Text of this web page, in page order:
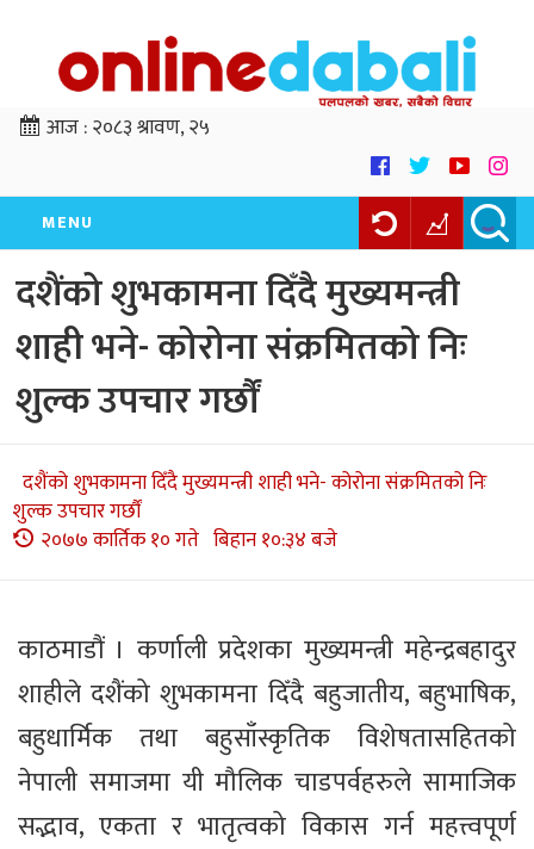
आज :२०८३ श्रावण, २५
MENU
दशैंको शुभकामना दिँदै मुख्यमन्त्री
शाही भने- कोरोना संक्रमितको निः
शुल्क उपचार गर्छौं
दशैंको शुभकामना दिँदै मुख्यमन्त्री शाही भने- कोरोना संक्रमितको निः
शुल्क उपचार गर्छौं
२०७७ कार्तिक १० गते बिहान १०:३४ बजे
काठमाडौं । कर्णाली प्रदेशका मुख्यमन्त्री महेन्द्रबहादुर
शाहीले दशैंको शुभकामना दिँदै बहुजातीय, बहुभाषिक,
बहुधार्मिक तथा बहुसाँस्कृतिक विशेषतासहितको
नेपाली समाजमा यी मौलिक चाडपर्वहरुले सामाजिक
सद्भाव, एकता र भातृत्वको विकास गर्न महत्त्वपूर्ण